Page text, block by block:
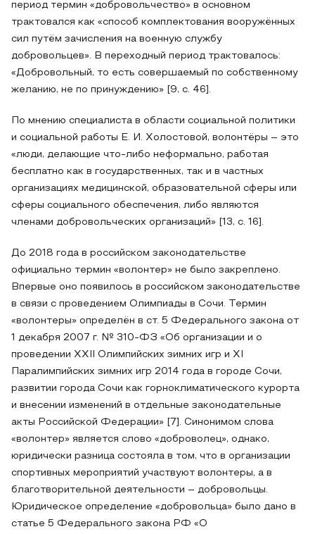
период термин «добровольчество» в основном
трактовался как «способ комплектования вооружённых
сил путём зачисления на военную службу
добровольцев». В переходный период трактовалось:
«Добровольный, то есть совершаемый по собственному
желанию, не по принуждению» [9, с. 46].
По мнению специалиста в области социальной политики
и социальной работы Е. И. Холостовой, волонтёры – это
«люди, делающие что-либо неформально, работая
бесплатно как в государственных, так и в частных
организациях медицинской, образовательной сферы или
сферы социального обеспечения, либо являются
членами добровольческих организаций» [13, с. 16].
До 2018 года в российском законодательстве
официально термин «волонтер» не было закреплено.
Впервые оно появилось в российском законодательстве
в связи с проведением Олимпиады в Сочи. Термин
«волонтеры» определён в ст. 5 Федерального закона от
1 декабря 2007 г. № 310-ФЗ «Об организации и о
проведении ХХII Олимпийских зимних игр и XI
Паралимпийских зимних игр 2014 года в городе Сочи,
развитии города Сочи как горноклиматического курорта
и внесении изменений в отдельные законодательные
акты Российской Федерации» [7]. Синонимом слова
«волонтер» является слово «доброволец», однако,
юридически разница состояла в том, что в организации
спортивных мероприятий участвуют волонтеры, а в
благотворительной деятельности – добровольцы.
Юридическое определение «добровольца» было дано в
статье 5 Федерального закона РФ «О